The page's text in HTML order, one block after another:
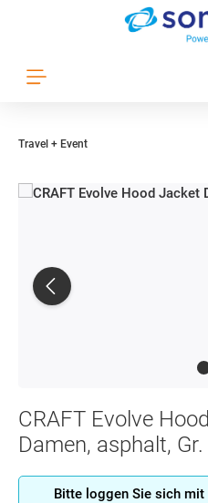
Zum Hauptinhalt springen
Travel + Event
CRAFT Evolve
Damen, asphalt, Gr.
Bitte loggen Sie sich mit